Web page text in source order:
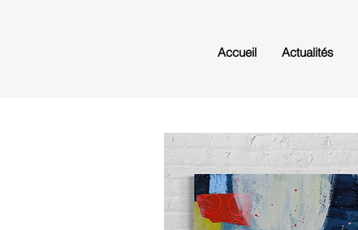
Accueil Actualités